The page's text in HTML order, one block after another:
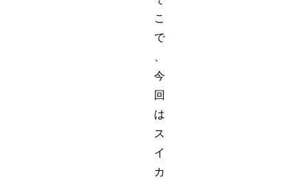
こ
で
今
回
は
ス
イ
カ